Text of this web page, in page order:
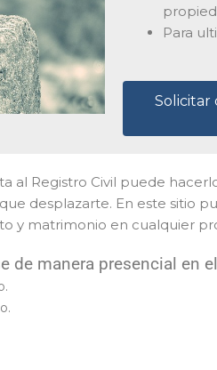
Para
Solicitar
al Registro Civil puede
desplazarte. En este sitio
y matrimonio en cualquier
de manera presencial en